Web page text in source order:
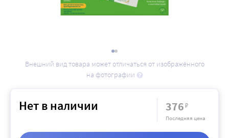
Внешний вид товара может отличаться от изображённого
на фотографии
Нет в наличии 376₽
Последняя цена